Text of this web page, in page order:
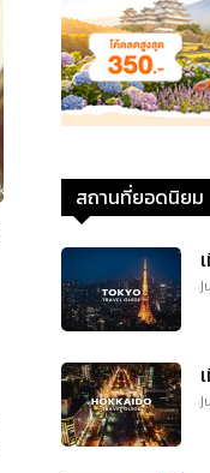
สถานที่ยอดนิยม